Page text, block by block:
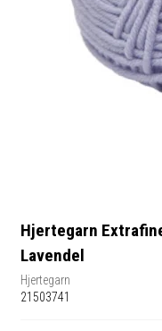
Hjertegarn
Lavendel
Hjertegarn
21503741